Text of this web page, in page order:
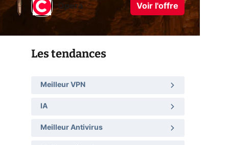
Opera Voir l'offre
Les tendances
Meilleur VPN
IA
Meilleur Antivirus